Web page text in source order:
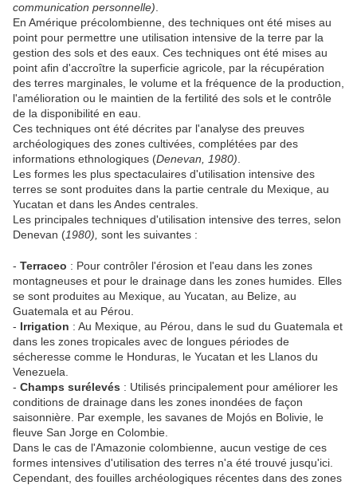
communication personnelle)
En Amérique précolombienne, des techniques ont été mises au
point pour permettre une utilisation intensive de la terre par la
gestion des sols et des eaux. Ces techniques ont été mises au
point afin d'accroître la superficie agricole, par la récupération
des terres marginales, le volume et la fréquence de la production,
l'amélioration ou le maintien de la fertilité des sols et le contrôle
de la disponibilité en eau.
Ces techniques ont été décrites par l'analyse des preuves
archéologiques des zones cultivées, complétées par des
informations ethnologiques (Denevan, 1980)
Les formes les plus spectaculaires d'utilisation intensive des
terres se sont produites dans la partie centrale du Mexique, au
Yucatan et dans les Andes centrales.
Les principales techniques d'utilisation intensive des terres, selon
Denevan (1980), sont les suivantes :
- Terraceo : Pour contrôler l'érosion et l'eau dans les zones
montagneuses et pour le drainage dans les zones humides. Elles
se sont produites au Mexique, au Yucatan, au Belize, au
Guatemala et au Pérou.
- Irrigation : Au Mexique, au Pérou, dans le sud du Guatemala et
dans les zones tropicales avec de longues périodes de
sécheresse comme le Honduras, le Yucatan et les Llanos du
Venezuela.
- Champs surélevés : Utilisés principalement pour améliorer les
conditions de drainage dans les zones inondées de façon
saisonnière. Par exemple, les savanes de Mojós en Bolivie, le
fleuve San Jorge en Colombie.
Dans le cas de l'Amazonie colombienne, aucun vestige de ces
formes intensives d'utilisation des terres n'a été trouvé jusqu'ici.
Cependant, des fouilles archéologiques récentes dans des zones